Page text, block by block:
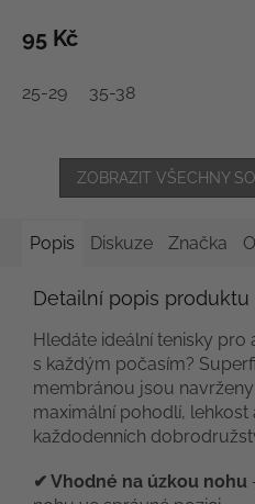
95 Kč
25-29 35-38
ZOBRAZIT VŠECHNY
Popis Diskuze Značka
Detailní popis produktu
Hledáte ideální tenisky pro
s každým počasím?
membránou jsou
maximální pohodlí, lehkost
každodenních
✔ Vhodné na úzkou nohu